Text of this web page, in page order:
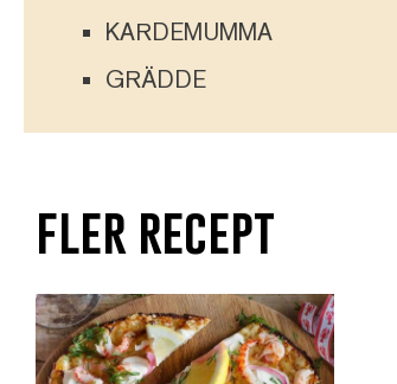
KARDEMUMMA
GRÄDDE
fler recept